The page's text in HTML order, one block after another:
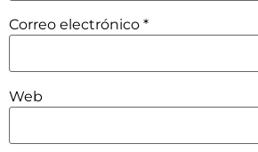
Correo electrónico *
Web